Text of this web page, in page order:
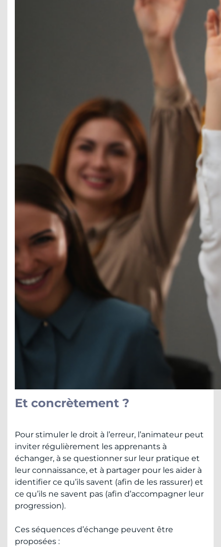
Et concrètement ?
Pour stimuler le droit à l’erreur, l’animateur peut
inviter régulièrement les apprenants à
échanger, à se questionner sur leur pratique et
leur connaissance, et à partager pour les aider à
identifier ce qu’ils savent (afin de les rassurer) et
ce qu’ils ne savent pas (afin d’accompagner leur
progression).
Ces séquences d’échange peuvent être
proposées :